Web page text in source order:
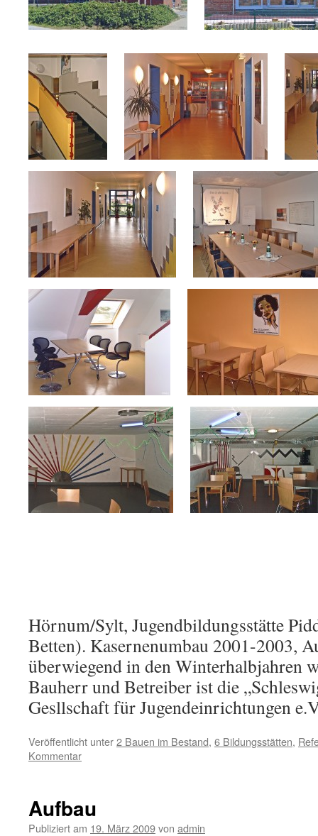
Hörnum/Sylt, Jugendbildungsstätte
Betten). Kasernenumbau 2001-2003,
überwiegend in den Winterhalbjahren
Bauherr und Betreiber ist die
Gesllschaft für Jugendeinrichtungen
Veröffentlicht unter2 Bauen im Bestand, 6 Bildungsstätten,
Kommentar
Aufbau
Publiziert am 19. März 2009von admin